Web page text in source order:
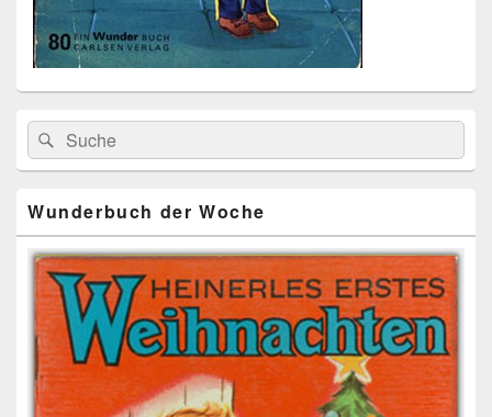
Primärer
Seitenleisten
Widget-
Bereich
Search
for:
Suche
Wunderbuch der Woche